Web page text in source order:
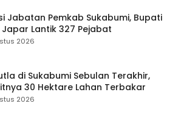
Jabatan Pemkab Sukabumi, Bupati
Lantik 327 Pejabat
2026
di Sukabumi Sebulan Terakhir,
30 Hektare Lahan Terbakar
2026